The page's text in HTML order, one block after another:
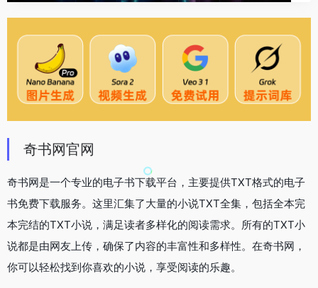
奇书网官网
奇书网是一个专业的电子书下载平台，主要提供TXT格式的电子
书免费下载服务。这里汇集了大量的小说TXT全集，包括全本完
本完结的TXT小说，满足读者多样化的阅读需求。所有的TXT小
说都是由网友上传，确保了内容的丰富性和多样性。在奇书网，
你可以轻松找到你喜欢的小说，享受阅读的乐趣。